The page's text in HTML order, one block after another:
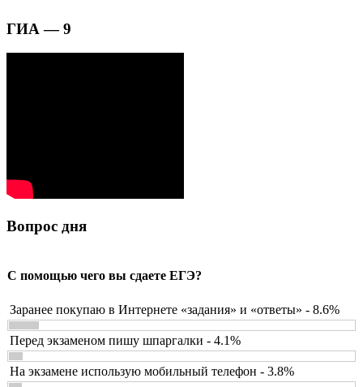
ГИА — 9
Вопрос дня
С помощью чего вы сдаете ЕГЭ?
Заранее покупаю в Интернете «задания» и «ответы» - 8.6%
Перед экзаменом пишу шпаргалки - 4.1%
На экзамене использую мобильный телефон - 3.8%